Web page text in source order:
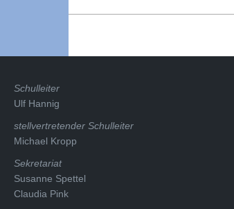
Schulleiter
Ulf Hannig
stellvertretender Schulleiter
Michael Kropp
Sekretariat
Susanne Spettel
Claudia Pink